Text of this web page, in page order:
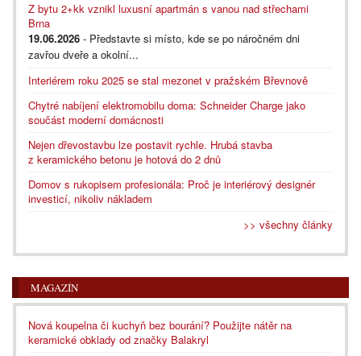
Z bytu 2+kk vznikl luxusní apartmán s vanou nad střechami
Brna
19.06.2026 - Představte si místo, kde se po náročném dni
zavřou dveře a okolní...
Interiérem roku 2025 se stal mezonet v pražském Břevnově
Chytré nabíjení elektromobilu doma: Schneider Charge jako
součást moderní domácnosti
Nejen dřevostavbu lze postavit rychle. Hrubá stavba
z keramického betonu je hotová do 2 dnů
Domov s rukopisem profesionála: Proč je interiérový designér
investicí, nikoliv nákladem
>> všechny články
MAGAZÍN
Nová koupelna či kuchyň bez bourání? Použijte nátěr na
keramické obklady od značky Balakryl